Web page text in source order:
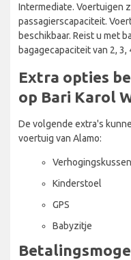
Intermediate. Voertuigen
passagierscapaciteit.
beschikbaar. Reist u met
bagagecapaciteit van 2, 3,
Extra opties
op Bari Karol
De volgende extra's
voertuig van Alamo:
Verhogingskussen
Kinderstoel
GPS
Babyzitje